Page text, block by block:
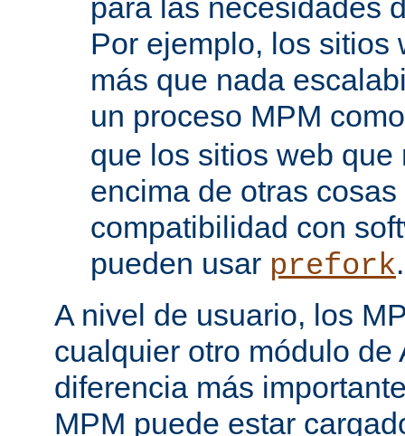
para las necesidades
Por ejemplo, los sitios
más que nada
un proceso MPM
que los sitios web que
encima de otras
compatibilidad con
pueden usar prefork.
A nivel de usuario, los
cualquier otro módulo de
diferencia más
MPM puede estar